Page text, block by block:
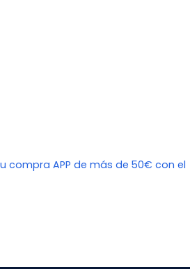
compra APP de más de 50€ con el